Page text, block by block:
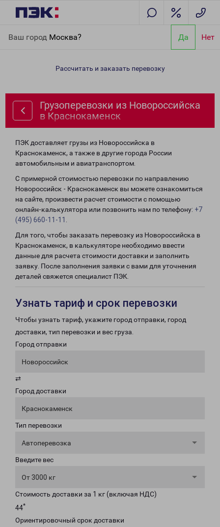
Ваш город Москва? Да Нет
Краснокаменск
Рассчитать и заказать перевозку
Грузоперевозки из Новороссийска
в Краснокаменск
ПЭК доставляет грузы из Новороссийска в
Краснокаменск, а также в другие города России
автомобильным и авиатранспортом.
С примерной стоимостью перевозки по направлению
Новороссийск - Краснокаменск вы можете ознакомиться
на сайте, произвести расчет стоимости с помощью
онлайн-калькулятора или позвонить нам по телефону: +7
(495) 660-11-11
Для того, чтобы заказать перевозку из Новороссийска в
Краснокаменск, в калькуляторе необходимо ввести
данные для расчета стоимости доставки и заполнить
заявку. После заполнения заявки с вами для уточнения
деталей свяжется специалист ПЭК.
Узнать тариф и срок перевозки
Чтобы узнать тариф, укажите город отправки, город
доставки, тип перевозки и вес груза.
Город отправки
Новороссийск
⇄
Город доставки
Краснокаменск
Тип перевозки
Автоперевозка
Введите вес
От 3000 кг
Стоимость доставки за 1 кг (включая НДС)
44*
Ориентировочный срок доставки